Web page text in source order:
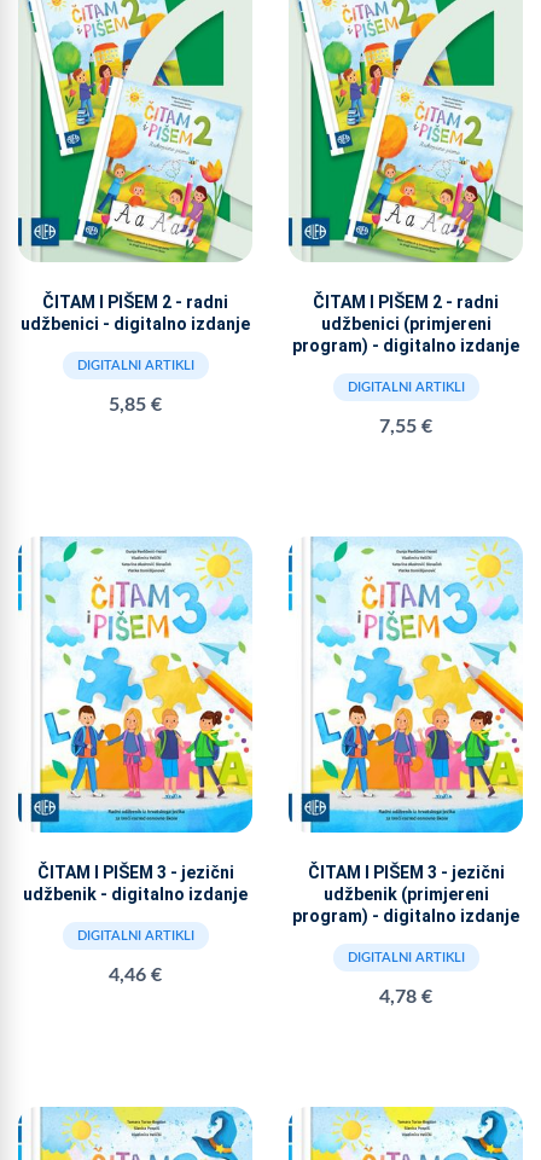
ČITAM I PIŠEM 2 - radni
udžbenici - digitalno izdanje
DIGITALNI ARTIKLI
5,85 €
ČITAM I PIŠEM 2 - radni
udžbenici (primjereni
program) - digitalno izdanje
DIGITALNI ARTIKLI
7,55 €
ČITAM I PIŠEM 3 - jezični
udžbenik - digitalno izdanje
DIGITALNI ARTIKLI
4,46 €
ČITAM I PIŠEM 3 - jezični
udžbenik (primjereni
program) - digitalno izdanje
DIGITALNI ARTIKLI
4,78 €